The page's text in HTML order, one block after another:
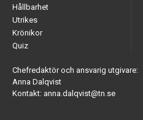
Hållbarhet
Utrikes
Krönikor
Quiz
Chefredaktör och ansvarig utgivare:
Anna Dalqvist
Kontakt: anna.dalqvist@tn.se